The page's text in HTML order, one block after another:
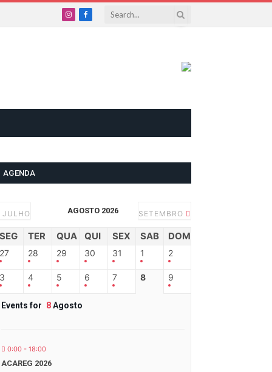
InstagramFacebook
AGENDA
JULHO AGOSTO 2026 SETEMBRO
SEG TER QUA QUI SEX SAB DOM
27 28 29 30 31 1 2
3 4 5 6 7 8 9
Events for 8Agosto
0:00 - 18:00
ACAREG 2026